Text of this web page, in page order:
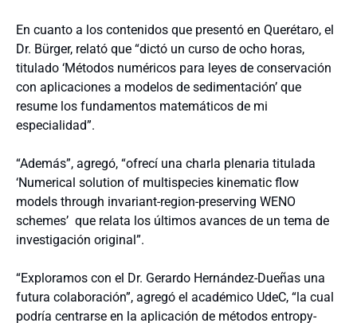
En cuanto a los contenidos que presentó en Querétaro, el
Dr. Bürger, relató que “dictó un curso de ocho horas,
titulado ‘Métodos numéricos para leyes de conservación
con aplicaciones a modelos de sedimentación’ que
resume los fundamentos matemáticos de mi
especialidad”.
“Además”, agregó, “ofrecí una charla plenaria titulada
‘Numerical solution of multispecies kinematic flow
models through invariant-region-preserving WENO
schemes’ que relata los últimos avances de un tema de
investigación original”.
“Exploramos con el Dr. Gerardo Hernández-Dueñas una
futura colaboración”, agregó el académico UdeC, “la cual
podría centrarse en la aplicación de métodos entropy-